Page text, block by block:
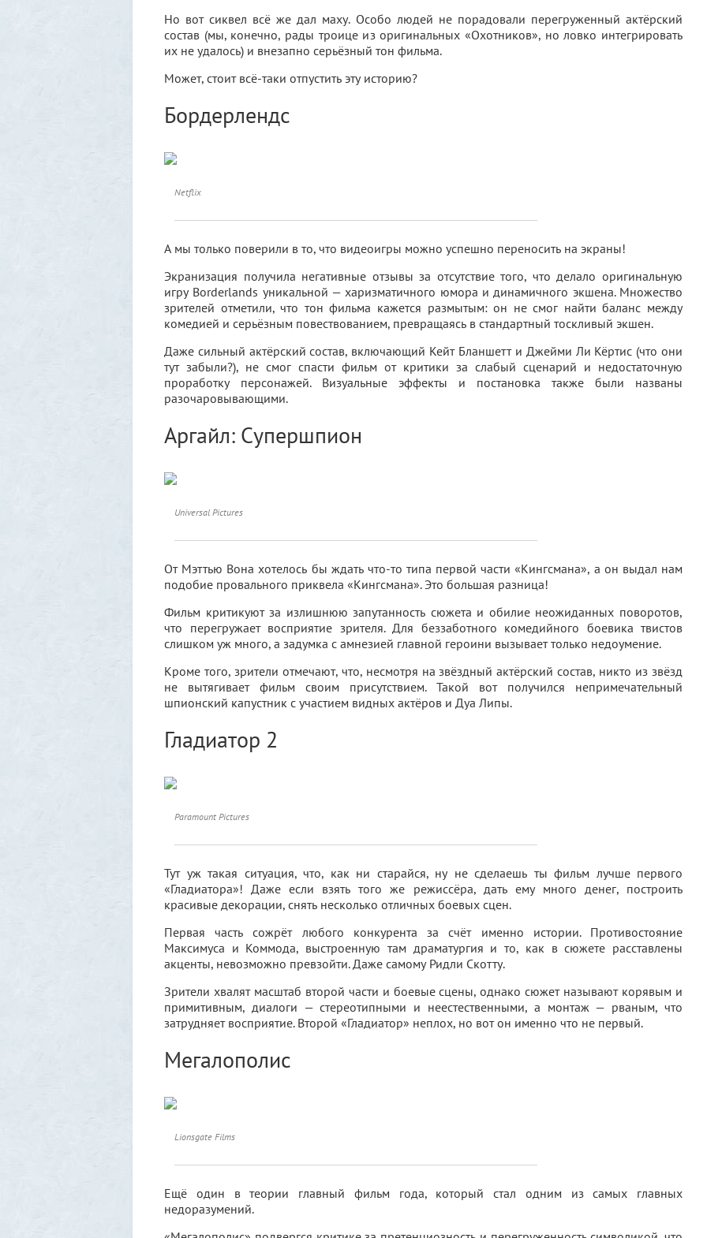
Но вот сиквел всё же дал маху. Особо людей не порадовали перегруженный актёрский
состав (мы, конечно, рады троице из оригинальных «Охотников», но ловко интегрировать
их не удалось) и внезапно серьёзный тон фильма.
Может, стоит всё-таки отпустить эту историю?
Бордерлендс
Netflix
А мы только поверили в то, что видеоигры можно успешно переносить на экраны!
Экранизация получила негативные отзывы за отсутствие того, что делало оригинальную
игру Borderlands уникальной — харизматичного юмора и динамичного экшена. Множество
зрителей отметили, что тон фильма кажется размытым: он не смог найти баланс между
комедией и серьёзным повествованием, превращаясь в стандартный тоскливый экшен.
Даже сильный актёрский состав, включающий Кейт Бланшетт и Джейми Ли Кёртис (что они
тут забыли?), не смог спасти фильм от критики за слабый сценарий и недостаточную
проработку персонажей. Визуальные эффекты и постановка также были названы
разочаровывающими.
Аргайл: Супершпион
Universal Pictures
От Мэттью Вона хотелось бы ждать что-то типа первой части «Кингсмана», а он выдал нам
подобие провального приквела «Кингсмана». Это большая разница!
Фильм критикуют за излишнюю запутанность сюжета и обилие неожиданных поворотов,
что перегружает восприятие зрителя. Для беззаботного комедийного боевика твистов
слишком уж много, а задумка с амнезией главной героини вызывает только недоумение.
Кроме того, зрители отмечают, что, несмотря на звёздный актёрский состав, никто из звёзд
не вытягивает фильм своим присутствием. Такой вот получился непримечательный
шпионский капустник с участием видных актёров и Дуа Липы.
Гладиатор 2
Paramount Pictures
Тут уж такая ситуация, что, как ни старайся, ну не сделаешь ты фильм лучше первого
«Гладиатора»! Даже если взять того же режиссёра, дать ему много денег, построить
красивые декорации, снять несколько отличных боевых сцен.
Первая часть сожрёт любого конкурента за счёт именно истории. Противостояние
Максимуса и Коммода, выстроенную там драматургия и то, как в сюжете расставлены
акценты, невозможно превзойти. Даже самому Ридли Скотту.
Зрители хвалят масштаб второй части и боевые сцены, однако сюжет называют корявым и
примитивным, диалоги — стереотипными и неестественными, а монтаж — рваным, что
затрудняет восприятие. Второй «Гладиатор» неплох, но вот он именно что не первый.
Мегалополис
Lionsgate Films
Ещё один в теории главный фильм года, который стал одним из самых главных
недоразумений.